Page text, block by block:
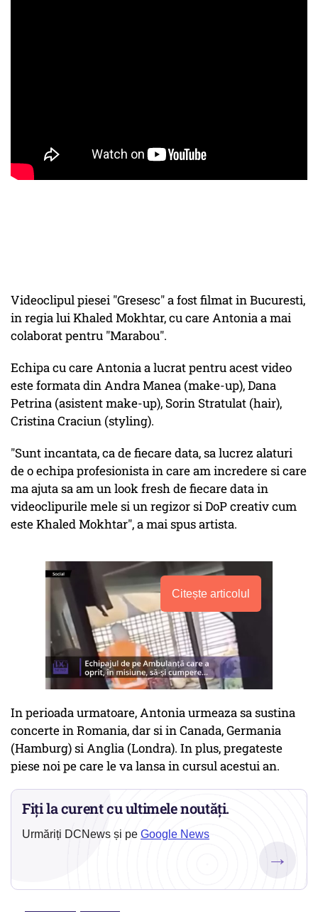
Videoclipul piesei "Gresesc" a fost filmat in Bucuresti,
in regia lui Khaled Mokhtar, cu care Antonia a mai
colaborat pentru "Marabou".
Echipa cu care Antonia a lucrat pentru acest video
este formata din Andra Manea (make-up), Dana
Petrina (asistent make-up), Sorin Stratulat (hair),
Cristina Craciun (styling).
"Sunt incantata, ca de fiecare data, sa lucrez alaturi
de o echipa profesionista in care am incredere si care
ma ajuta sa am un look fresh de fiecare data in
videoclipurile mele si un regizor si DoP creativ cum
este Khaled Mokhtar", a mai spus artista.
Citește articolul
In perioada urmatoare, Antonia urmeaza sa sustina
concerte in Romania, dar si in Canada, Germania
(Hamburg) si Anglia (Londra). In plus, pregateste
piese noi pe care le va lansa in cursul acestui an.
Fiți la curent cu ultimele noutăți.
Urmăriți DCNews și pe Google News
→